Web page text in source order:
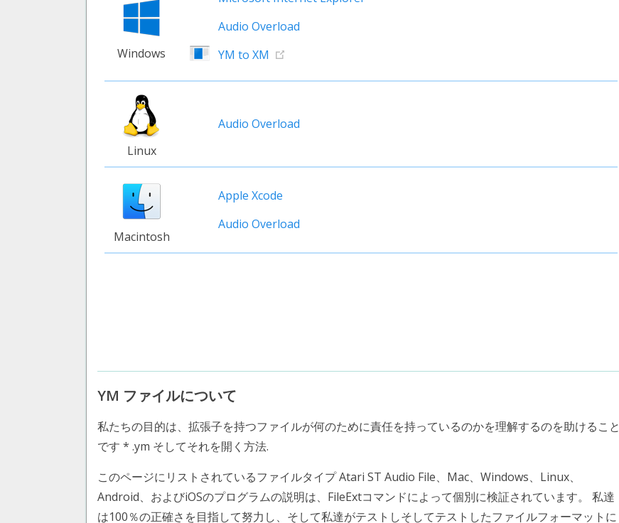
Windows
Audio Overload
YM to XM
Linux
Audio Overload
Macintosh
Apple Xcode
Audio Overload
YM ファイルについて
私たちの目的は、拡張子を持つファイルが何のために責任を持っているのかを理解するのを助けること
です * .ym そしてそれを開く方法.
このページにリストされているファイルタイプ Atari ST Audio File、Mac、Windows、Linux、
Android、およびiOSのプログラムの説明は、FileExtコマンドによって個別に検証されています。 私達
は100％の正確さを目指して努力し、そして私達がテストしそしてテストしたファイルフォーマットに